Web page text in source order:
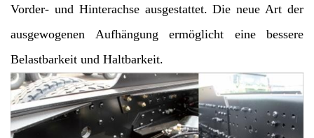
Vorder- und Hinterachse ausgestattet. Die neue Art der
ausgewogenen Aufhängung ermöglicht eine bessere
Belastbarkeit und Haltbarkeit.